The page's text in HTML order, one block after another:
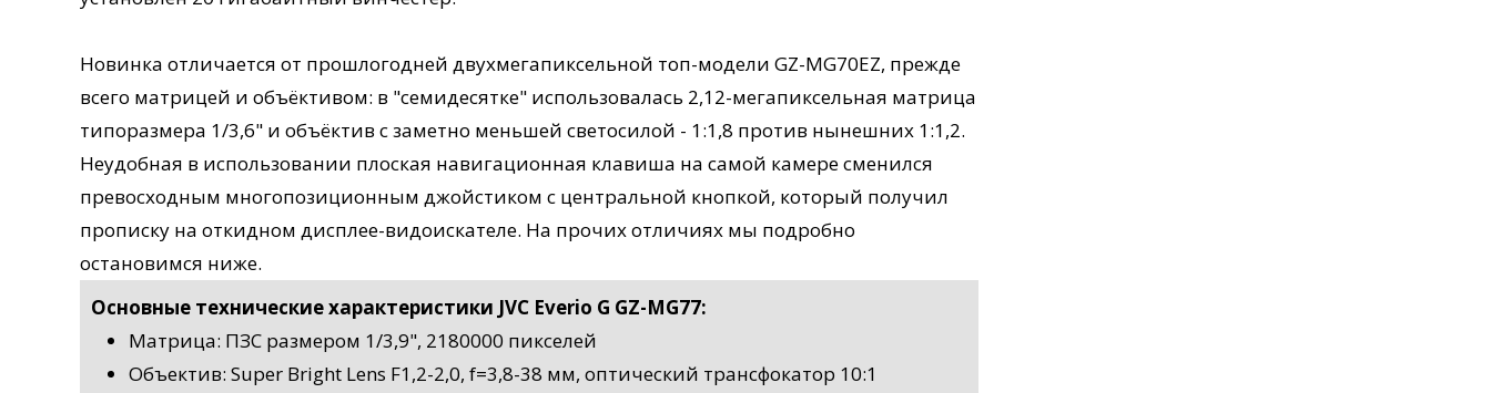
Новинка отличается от прошлогодней двухмегапиксельной топ-модели GZ-MG70EZ, прежде
всего матрицей и объёктивом: в "семидесятке" использовалась 2,12-мегапиксельная матрица
типоразмера 1/3,6" и объёктив с заметно меньшей светосилой - 1:1,8 против нынешних 1:1,2.
Неудобная в использовании плоская навигационная клавиша на самой камере сменился
превосходным многопозиционным джойстиком с центральной кнопкой, который получил
прописку на откидном дисплее-видоискателе. На прочих отличиях мы подробно
остановимся ниже.
Основные технические характеристики JVC Everio G GZ-MG77:
Матрица: ПЗС размером 1/3,9", 2180000 пикселей
Объектив: Super Bright Lens F1,2-2,0, f=3,8-38 мм, оптический трансфокатор 10:1